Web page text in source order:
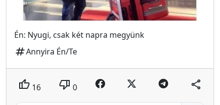
Én: Nyugi, csak két napra megyünk
tagAnnyira Én/Te
thumb_up 16 thumb_down 0 share